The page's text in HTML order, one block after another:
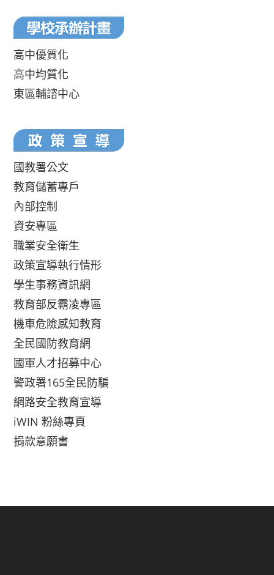
高中優質化
高中均質化
東區輔諮中心
國教署公文
教育儲蓄專戶
內部控制
資安專區
職業安全衛生
政策宣導執行情形
學生事務資訊網
教育部反霸凌專區
機車危險感知教育
全民國防教育網
國軍人才招募中心
警政署165全民防騙
網路安全教育宣導
iWIN 粉絲專頁
捐款意願書